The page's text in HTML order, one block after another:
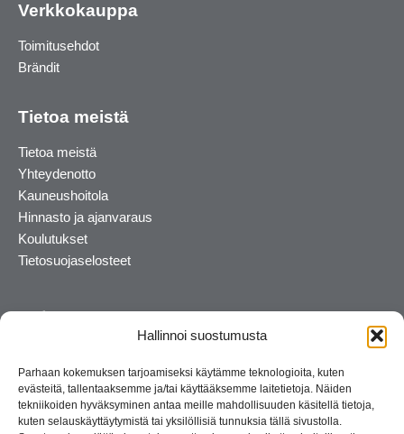
Hallinnoi suostumusta
Parhaan kokemuksen tarjoamiseksi käytämme teknologioita, kuten
evästeitä, tallentaaksemme ja/tai käyttääksemme laitetietoja. Näiden
tekniikoiden hyväksyminen antaa meille mahdollisuuden käsitellä tietoja,
kuten selauskäyttäytymistä tai yksilöllisiä tunnuksia tällä sivustolla.
Verkkokauppa
Toimitusehdot
Brändit
Tietoa meistä
Tietoa meistä
Yhteydenotto
Kauneushoitola
Hinnasto ja ajanvaraus
Koulutukset
Tietosuojaselosteet